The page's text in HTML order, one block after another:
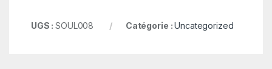
UGS :SOUL008 Catégorie :Uncategorized